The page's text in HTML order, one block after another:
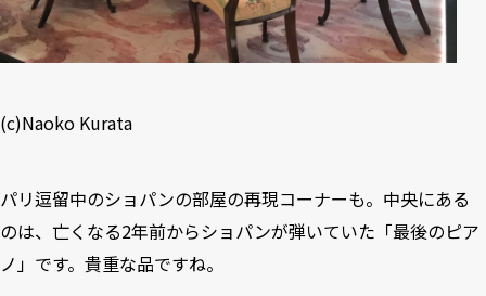
(c)Naoko Kurata
パリ逗留中のショパンの部屋の再現コーナーも。中央にある
のは、亡くなる2年前からショパンが弾いていた「最後のピア
ノ」です。貴重な品ですね。